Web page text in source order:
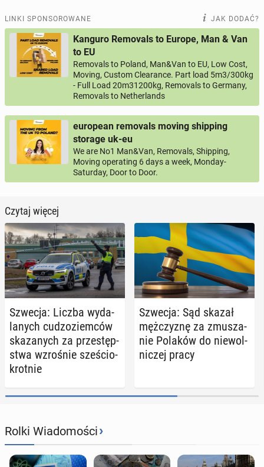
LINKI SPONSOROWANE JAK DODAĆ?
Kanguro Removals to Europe, Man & Van
to EU
Removals to Poland, Man&Van to EU, Low Cost,
Moving, Custom Clearance. Part load 5m3/300kg
- Full Load 20m31200kg, Removals to Germany,
Removals to Netherlands
european removals moving shipping
storage uk-eu
We are No1 Man&Van, Removals, Shipping,
Moving operating 6 days a week, Monday-
Saturday, Door to Door.
Czytaj więcej
Szwecja: Liczba wy­da­
la­nych cu­dzo­ziem­ców
ska­za­nych za prze­stęp­
stwa wzro­śnie sze­ścio­
krot­nie
Szwecja: Sąd skazał
męż­czy­znę za zmu­sza­
nie Polaków do nie­wol­
ni­czej pracy
Rolki Wiadomości›